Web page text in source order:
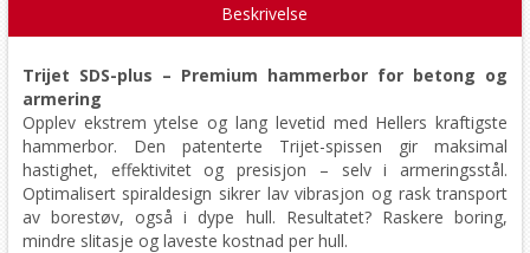
Beskrivelse
Trijet SDS-plus – Premium hammerbor for betong og
armering
Opplev ekstrem ytelse og lang levetid med Hellers kraftigste
hammerbor. Den patenterte Trijet-spissen gir maksimal
hastighet, effektivitet og presisjon – selv i armeringsstål.
Optimalisert spiraldesign sikrer lav vibrasjon og rask transport
av borestøv, også i dype hull. Resultatet? Raskere boring,
mindre slitasje og laveste kostnad per hull.